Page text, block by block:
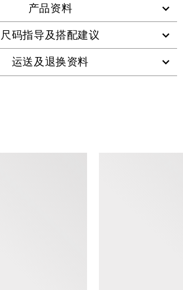
产品资料
尺码指导及搭配建议
运送及退换资料